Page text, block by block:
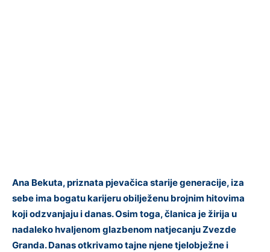
Ana Bekuta, priznata pjevačica starije generacije, iza
sebe ima bogatu karijeru obilježenu brojnim hitovima
koji odzvanjaju i danas. Osim toga, članica je žirija u
nadaleko hvaljenom glazbenom natjecanju Zvezde
Granda. Danas otkrivamo tajne njene tjelobježne i